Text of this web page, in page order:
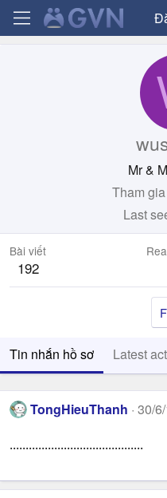
Mr &
Tham
Last
Bài viết
192
Tin nhắn hồ sơ Latest
TongHieuThanh 30/
..........................................